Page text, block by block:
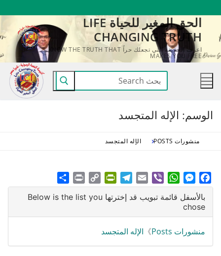
المحتوى
الحق المغير للحياة LIFE
CHANGING TRUTH
اعرف الحقيقة التي تجعلك حراً KNOW THE TRUTH THAT
MAKES YOU FREE
البحث
عن:
الوسم: الإله المتجسد
منشورات POSTS الإله المتجسد
Facebook
Messenger
WhatsApp
Viber
Email
Telegram
PrintFriendly
Copy
Link
Print
بالأسفل قائمة تبويب قد إخترتها Below is the list you
chose
منشورات Posts 》 الإله المتجسد